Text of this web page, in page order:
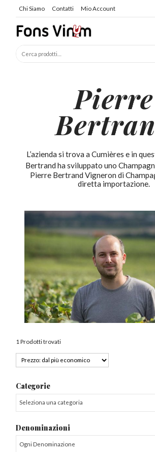
Chi Siamo Contatti Mio Account
Pierre
L’azienda si trova a Cumières e in
Bertrand ha sviluppato uno
Pierre Bertrand Vigneron di
diretta importazione.
1 Prodotti trovati
Categorie
Seleziona una categoria
Denominazioni
Ogni Denominazione